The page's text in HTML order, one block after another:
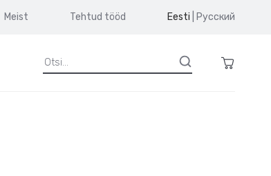
Meist Tehtud tööd Eesti Русский